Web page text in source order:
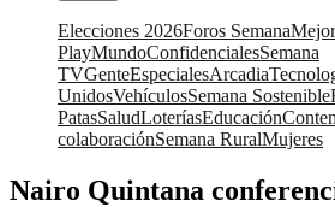
Elecciones 2026Foros Semana
PlayMundoConfidencialesSemana
TVGenteEspecialesArcadia
UnidosVehículosSemana Sostenible
PatasSaludLoteríasEducación
colaboraciónSemana RuralMujeres
Nairo Quintana